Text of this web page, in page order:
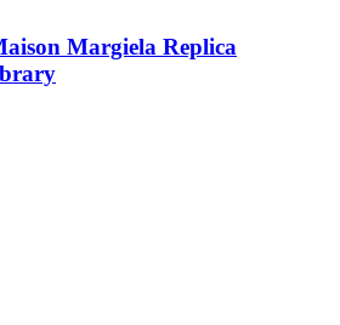
Margiela Replica